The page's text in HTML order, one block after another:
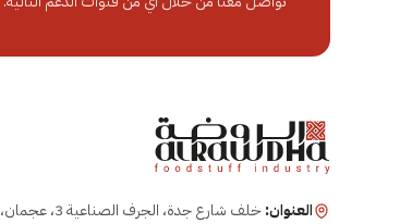
العنوان:خلف شارع جدة، الجرف الصناعية 3، عجمان، الإمارات